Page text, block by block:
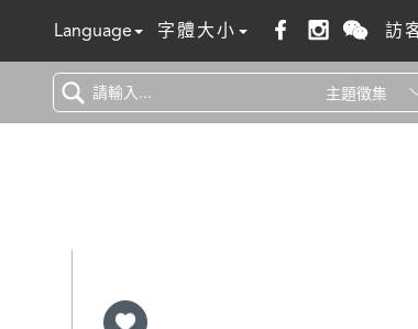
Language 字體大小 訪
主題徵集